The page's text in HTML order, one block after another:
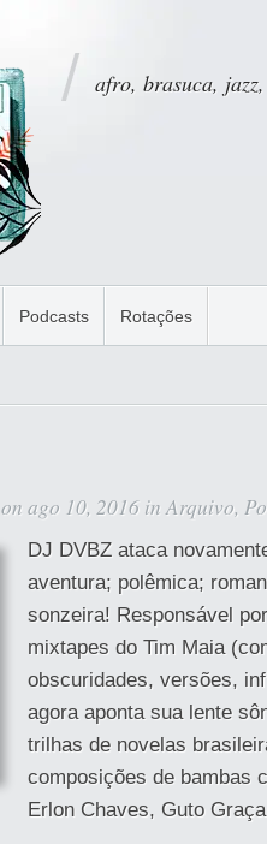
afro, brasuca,
Podcasts Rotações
on ago 10, 2016 inArquivo,
DJ DVBZ ataca
aventura; polêmica;
sonzeira! Responsável
mixtapes do Tim Maia
obscuridades, versões,
agora aponta sua lente
trilhas de novelas
composições de bambas
Erlon Chaves, Guto